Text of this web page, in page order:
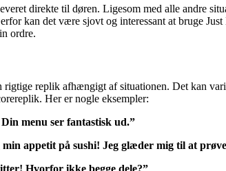
direkte til døren. Ligesom med alle andre
kan det være sjovt og interessant at bruge
ordre.
replik afhængigt af situationen. Det kan
Her er nogle eksempler:
menu ser fantastisk ud.”
appetit på sushi! Jeg glæder mig til at